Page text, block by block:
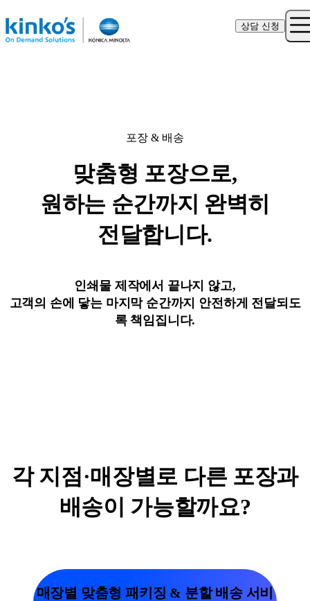
상담 신청
포장 & 배송
맞춤형 포장으로,
원하는 순간까지 완벽히
전달합니다.
인쇄물 제작에서 끝나지 않고,
고객의 손에 닿는 마지막 순간까지 안전하게 전달되도
록 책임집니다.
각 지점·매장별로 다른 포장과
배송이 가능할까요?
매장별 맞춤형 패키징 & 분할 배송 서비